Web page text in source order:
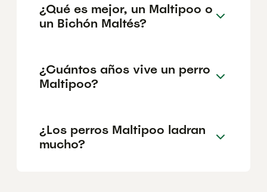
¿Qué es mejor, un Maltipoo o
un Bichón Maltés?
¿Cuántos años vive un perro
Maltipoo?
¿Los perros Maltipoo ladran
mucho?